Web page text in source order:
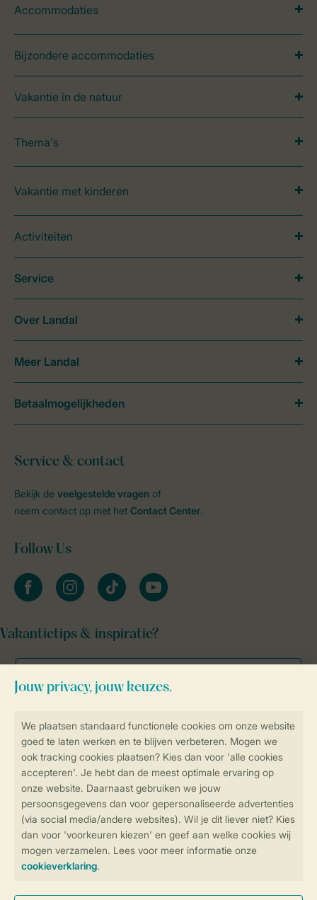
Controle over jouw gegevens &
Veilig en snel online boeken
Veilige gegevensoverdracht
Veilige betaling
Accommodaties
Bijzondere accommodaties
Vakantie in de natuur
Thema's
Vakantie met kinderen
Activiteiten
Service & contact
Bekijk de veelgestelde vragen of
neem contact op met het Contact Center.
Follow Us
facebookinstagramtiktok youtube
Vakantietips & inspiratie?
Service
Over Landal
Meer Landal
Betaalmogelijkheden